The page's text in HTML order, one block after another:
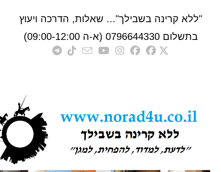
קרינה בשבילך"... שאלות, הדרכה ויעוץ
0796644330 (א-ה 09:00-12:00)